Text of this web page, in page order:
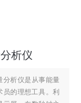
析仪
分析仪是从事能量
的理想工具。利